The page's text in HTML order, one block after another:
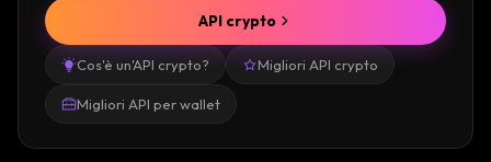
Cos'è un'API crypto? Migliori API crypto
Migliori API per wallet
API crypto